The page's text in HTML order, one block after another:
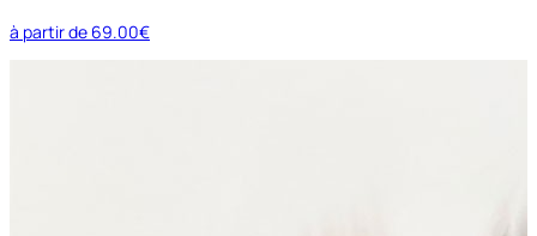
à partir de 69.00€